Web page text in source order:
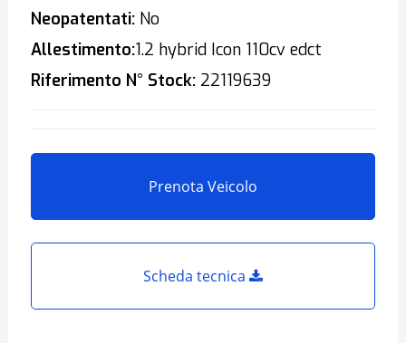
Neopatentati:No
Allestimento:1.2 hybrid Icon 110cv edct
Riferimento N° Stock:22119639
Prenota Veicolo
Scheda tecnica